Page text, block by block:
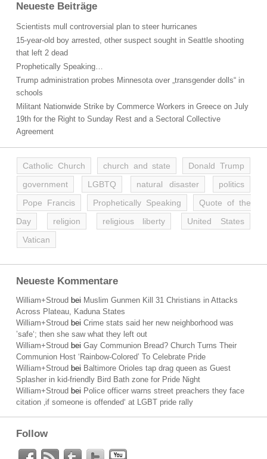
Neueste Beiträge
Scientists mull controversial plan to steer hurricanes
15-year-old boy arrested, other suspect sought in Seattle shooting
that left 2 dead
Prophetically Speaking…
Trump administration probes Minnesota over „transgender dolls“ in
schools
Militant Nationwide Strike by Commerce Workers in Greece on July
19th for the Right to Sunday Rest and a Sectoral Collective
Agreement
Catholic Church church and state
Donald Trump
government
LGBTQ natural disaster
politics
Pope Francis
Prophetically Speaking
Quote of the
Day
religion religious liberty
United States
Vatican
Neueste Kommentare
William+Stroud bei Muslim Gunmen Kill 31 Christians in Attacks
Across Plateau, Kaduna States
William+Stroud bei Crime stats said her new neighborhood was
’safe‘; then she saw what they left out
William+Stroud bei Gay Communion Bread? Church Turns Their
Communion Host ‘Rainbow-Colored’ To Celebrate Pride
William+Stroud bei Baltimore Orioles tap drag queen as Guest
Splasher in kid-friendly Bird Bath zone for Pride Night
William+Stroud bei Police officer warns street preachers they face
citation ‚if someone is offended‘ at LGBT pride rally
Follow